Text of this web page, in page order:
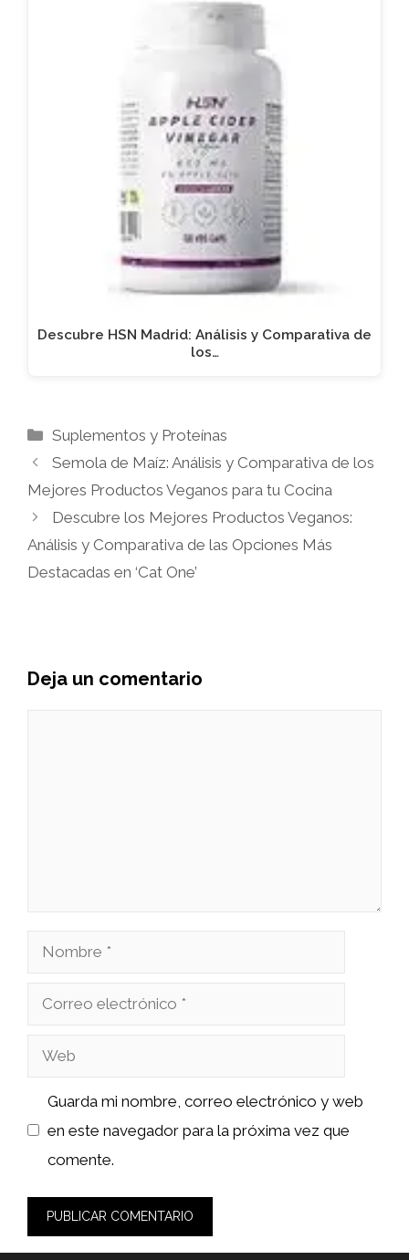
Descubre HSN Madrid: Análisis y Comparativa de
los…
Categorías
Suplementos y Proteínas
Semola de Maíz: Análisis y Comparativa de los
Mejores Productos Veganos para tu Cocina
Descubre los Mejores Productos Veganos:
Análisis y Comparativa de las Opciones Más
Destacadas en ‘Cat One’
Deja un comentario
Nombre
Correo
Web
Guarda mi nombre, correo electrónico y web
en este navegador para la próxima vez que
comente.